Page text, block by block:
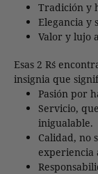
Tradición y
Elegancia y
Valor y lujo
Esas 2 R´s
insignia que
Pasión por
Servicio,
inigualable.
Calidad, no
experiencia